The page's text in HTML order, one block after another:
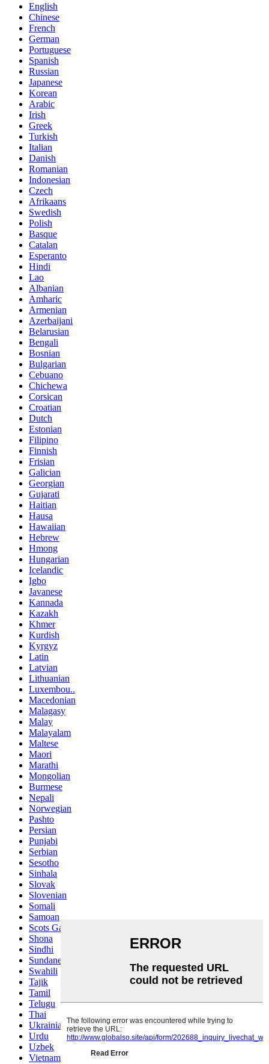
English
Chinese
French
German
Portuguese
Spanish
Russian
Japanese
Korean
Arabic
Irish
Greek
Turkish
Italian
Danish
Romanian
Indonesian
Czech
Afrikaans
Swedish
Polish
Basque
Catalan
Esperanto
Hindi
Lao
Albanian
Amharic
Armenian
Azerbaijani
Belarusian
Bengali
Bosnian
Bulgarian
Cebuano
Chichewa
Corsican
Croatian
Dutch
Estonian
Filipino
Finnish
Frisian
Galician
Georgian
Gujarati
Haitian
Hausa
Hawaiian
Hebrew
Hmong
Hungarian
Icelandic
Igbo
Javanese
Kannada
Kazakh
Khmer
Kurdish
Kyrgyz
Latin
Latvian
Lithuanian
Luxembou..
Macedonian
Malagasy
Malay
Malayalam
Maltese
Maori
Marathi
Mongolian
Burmese
Nepali
Norwegian
Pashto
Persian
Punjabi
Serbian
Sesotho
Sinhala
Slovak
Slovenian
Somali
Samoan
Scots Gaelic
Shona
Sindhi
Sundanese
Swahili
Tajik
Tamil
Telugu
Thai
Ukrainian
Urdu
Uzbek
Vietnamese